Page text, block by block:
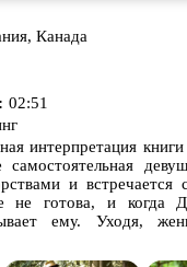
Канада
02:51
интерпретация
и
не готова, и когда
ему. Уходя,